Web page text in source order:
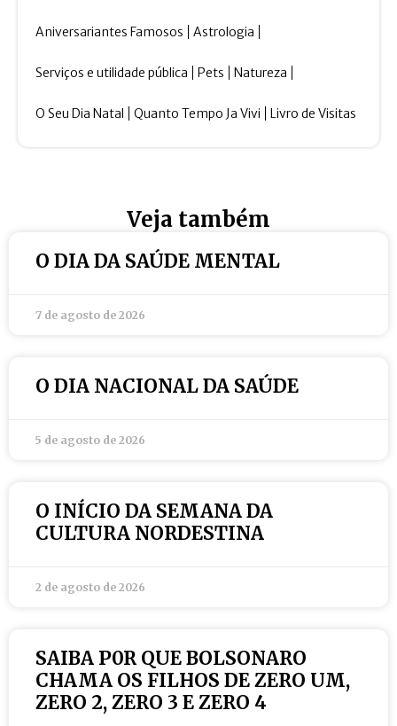
Aniversariantes Famosos Astrologia
Serviços e utilidade pública Pets Natureza
O Seu Dia Natal Quanto Tempo Ja Vivi Livro de Visitas
Veja também
O DIA DA SAÚDE MENTAL
7 de agosto de 2026
O DIA NACIONAL DA SAÚDE
5 de agosto de 2026
O INÍCIO DA SEMANA DA
CULTURA NORDESTINA
2 de agosto de 2026
SAIBA P0R QUE BOLSONARO
CHAMA OS FILHOS DE ZERO UM,
ZERO 2, ZERO 3 E ZERO 4